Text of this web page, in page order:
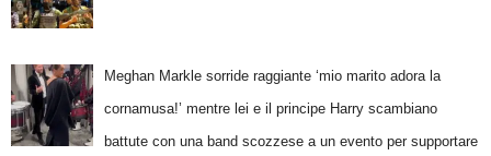
Meghan Markle sorride raggiante ‘mio marito adora la
cornamusa!’ mentre lei e il principe Harry scambiano
battute con una band scozzese a un evento per supportare